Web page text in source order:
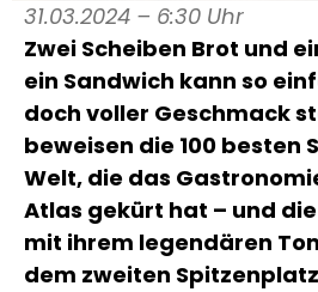
31.03.2024 – 6:30 Uhr
Zwei Scheiben Brot und
ein Sandwich kann so
doch voller Geschmack
beweisen die 100 besten
Welt, die das
Atlas gekürt hat – und
mit ihrem legendären
dem zweiten